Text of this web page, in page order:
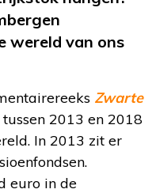
wereld van ons
Zwarte
2013 en 2018
In 2013 zit er
euro in de